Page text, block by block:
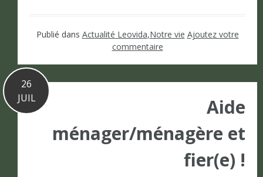
Publié dans Actualité Leovida,Notre vie Ajoutez votre
commentaire
26
JUIL
Aide
ménager/ménagère et
fier(e) !